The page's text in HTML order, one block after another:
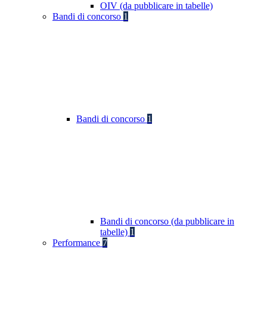
OIV (da pubblicare in tabelle)
Bandi di concorso 1
Bandi di concorso 1
Bandi di concorso (da pubblicare in
tabelle) 1
Performance 7